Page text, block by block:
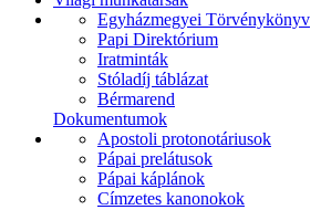
Egyházmegyei Törvénykönyv
Papi Direktórium
Iratminták
Stóladíj táblázat
Bérmarend
Dokumentumok
Apostoli protonotáriusok
Pápai prelátusok
Pápai káplánok
Címzetes kanonokok